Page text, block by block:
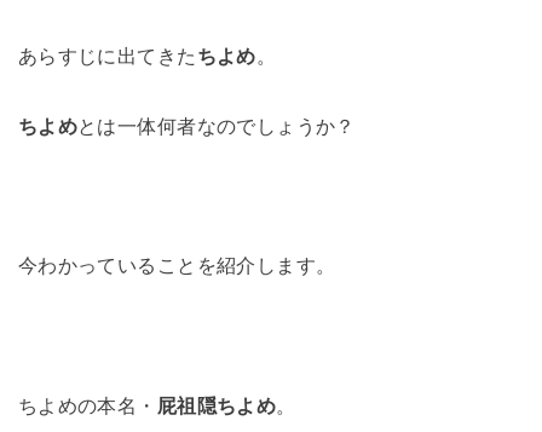
あらすじに出てきた ちよめ。
ちよめとは一体何者なのでしょうか？
今わかっていることを紹介します。
ちよめの本名・ 屁祖隠ちよめ。